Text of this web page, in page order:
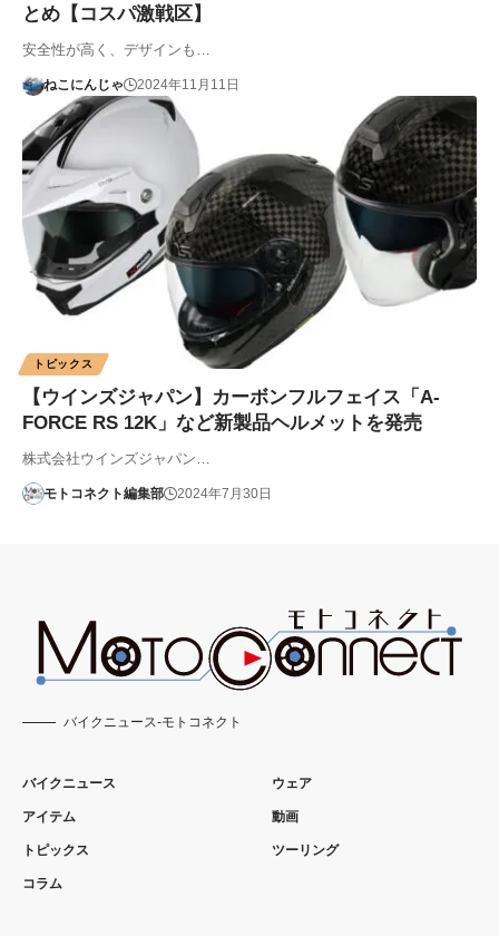
とめ【コスパ激戦区】
安全性が高く、デザインも…
ねこにんじゃ 2024年11月11日
トピックス
【ウインズジャパン】カーボンフルフェイス「A-
FORCE RS 12K」など新製品ヘルメットを発売
株式会社ウインズジャパン…
モトコネクト編集部 2024年7月30日
バイクニュース-モトコネクト
バイクニュース
アイテム
トピックス
コラム
ウェア
動画
ツーリング